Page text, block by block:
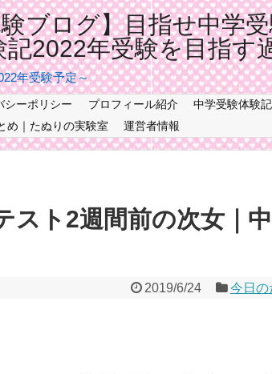
ブログ】目指せ中学
2022年受験を目指す
年受験予定～
シーポリシー プロフィール紹介
中学受験体験
め｜たぬりの実験室
運営者情報
スト2週間前の次女｜
2019/6/24 今日の